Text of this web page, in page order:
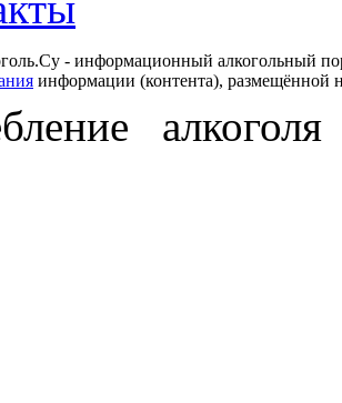
- информационный алкогольный
информации (контента), размещённой